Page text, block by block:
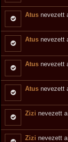
Atus nevezett
Atus nevezett
Atus nevezett
Atus nevezett
Zizi nevezett a
Zizi nevezett a